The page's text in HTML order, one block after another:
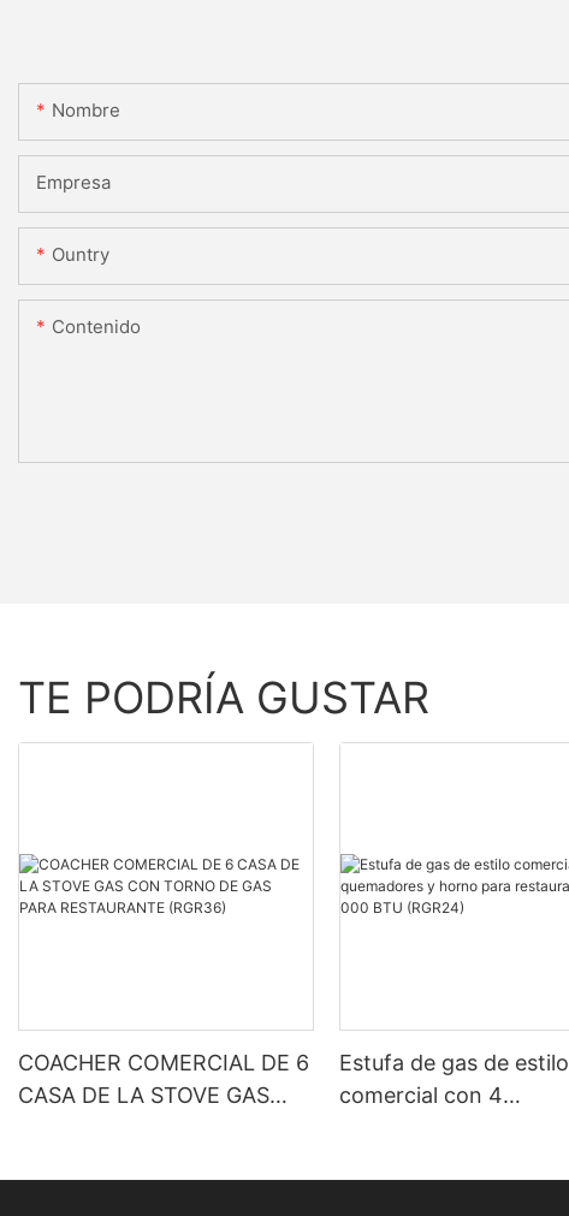
Nombre
Empresa
Ountry
Contenido
TE PODRÍA GUSTAR
COACHER COMERCIAL DE 6
CASA DE LA STOVE GAS
Estufa de gas de estilo
comercial con 4